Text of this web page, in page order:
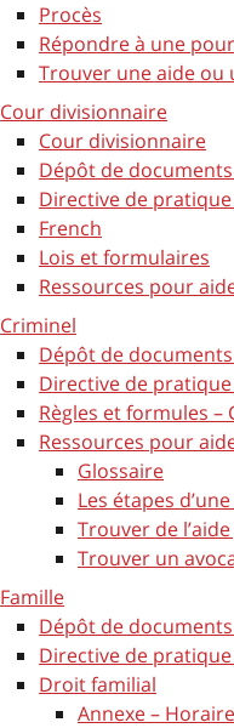
Procès
Répondre à une
Trouver une aide
Cour divisionnaire
Cour divisionnaire
Dépôt de
Directive de
French
Lois et formulaires
Ressources pour
Criminel
Dépôt de
Directive de
Règles et formules –
Ressources pour
Glossaire
Les étapes
Trouver de
Trouver un
Famille
Dépôt de
Directive de
Droit familial
Annexe –